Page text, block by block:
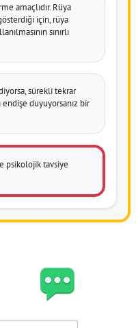
amaçlıdır. Rüya
için, rüya
sınırlı
sürekli tekrar
endişe duyuyorsanız bir
psikolojik tavsiye